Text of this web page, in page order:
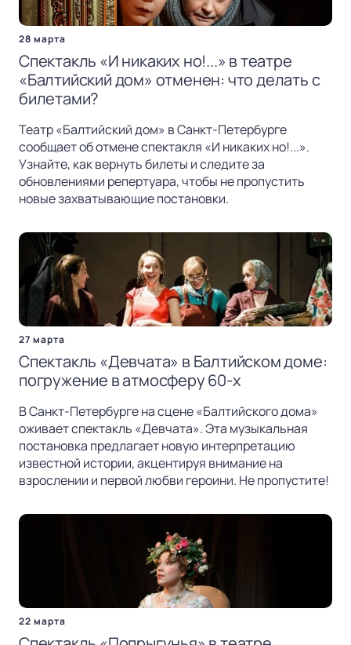
28 марта
Спектакль «И никаких но!...» в театре
«Балтийский дом» отменен: что делать с
билетами?
Театр «Балтийский дом» в Санкт-Петербурге
сообщает об отмене спектакля «И никаких но!...».
Узнайте, как вернуть билеты и следите за
обновлениями репертуара, чтобы не пропустить
новые захватывающие постановки.
27 марта
Спектакль «Девчата» в Балтийском доме:
погружение в атмосферу 60-х
В Санкт-Петербурге на сцене «Балтийского дома»
оживает спектакль «Девчата». Эта музыкальная
постановка предлагает новую интерпретацию
известной истории, акцентируя внимание на
взрослении и первой любви героини. Не пропустите!
22 марта